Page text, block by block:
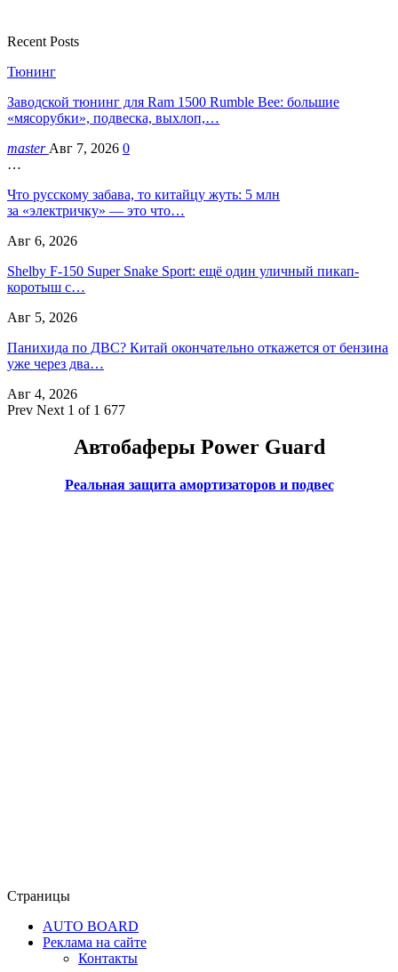
Recent Posts
Тюнинг
Заводской тюнинг для Ram 1500 Rumble Bee: большие
«мясорубки», подвеска, выхлоп,…
master Авг 7, 2026 0
…
Что русскому забава, то китайцу жуть: 5 млн
за «электричку» — это что…
Авг 6, 2026
Shelby F-150 Super Snake Sport: ещё один уличный пикап-
коротыш с…
Авг 5, 2026
Панихида по ДВС? Китай окончательно откажется от бензина
уже через два…
Авг 4, 2026
Prev Next 1 of 1 677
Автобаферы Power Guard
Реальная защита амортизаторов и подвес
Страницы
AUTO BOARD
Реклама на сайте
Контакты